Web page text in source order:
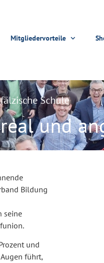
Mitgliedervorteile
Schule
und
Bildung
seine
und
führt,